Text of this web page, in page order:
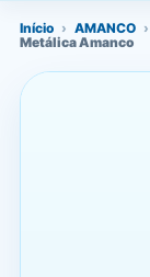
Início › AMANCO ›
Metálica Amanco